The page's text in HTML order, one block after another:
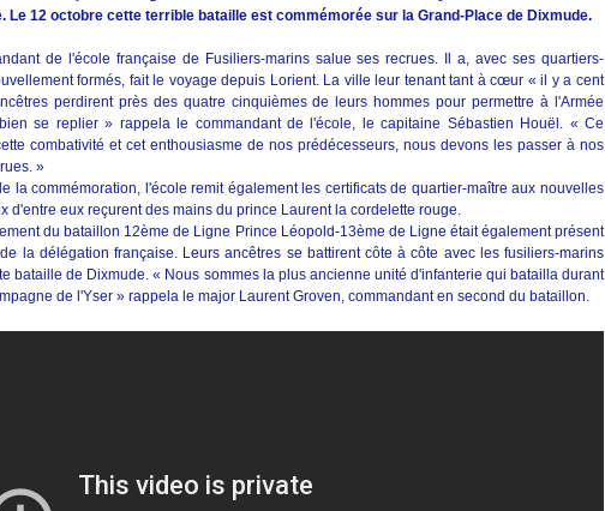
Le 12 octobre cette terrible bataille est commémorée sur la Grand-Place de Dixmude.
de l'école française de Fusiliers-marins salue ses recrues. Il a, avec ses quartiers-
formés, fait le voyage depuis Lorient. La ville leur tenant tant à cœur « il y a cent
perdirent près des quatre cinquièmes de leurs hommes pour permettre à l'Armée
se replier » rappela le commandant de l'école, le capitaine Sébastien Houël. « Ce
combativité et cet enthousiasme de nos prédécesseurs, nous devons les passer à nos
»
la commémoration, l'école remit également les certificats de quartier-maître aux nouvelles
d'entre eux reçurent des mains du prince Laurent la cordelette rouge.
du bataillon 12ème de Ligne Prince Léopold-13ème de Ligne était également présent
la délégation française. Leurs ancêtres se battirent côte à côte avec les fusiliers-marins
bataille de Dixmude. « Nous sommes la plus ancienne unité d'infanterie qui batailla durant
de l'Yser » rappela le major Laurent Groven, commandant en second du bataillon.